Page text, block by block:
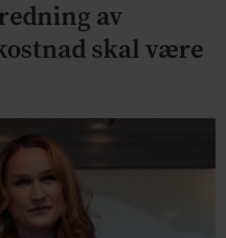
av
skal være